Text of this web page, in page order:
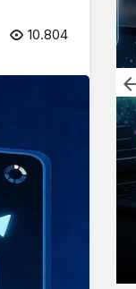
10.804
Tek
Konuk